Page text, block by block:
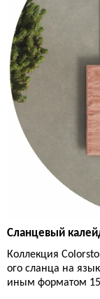
Сланцевый
Коллекция
ого сланца на
иным форматом